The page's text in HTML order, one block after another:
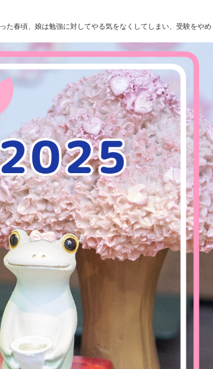
春頃、娘は勉強に対してやる気をなくしてしまい、受験をやめ